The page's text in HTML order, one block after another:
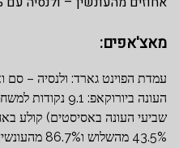
מאצ'אפים: